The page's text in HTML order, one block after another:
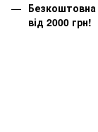
Безкоштовна
від 2000 грн!